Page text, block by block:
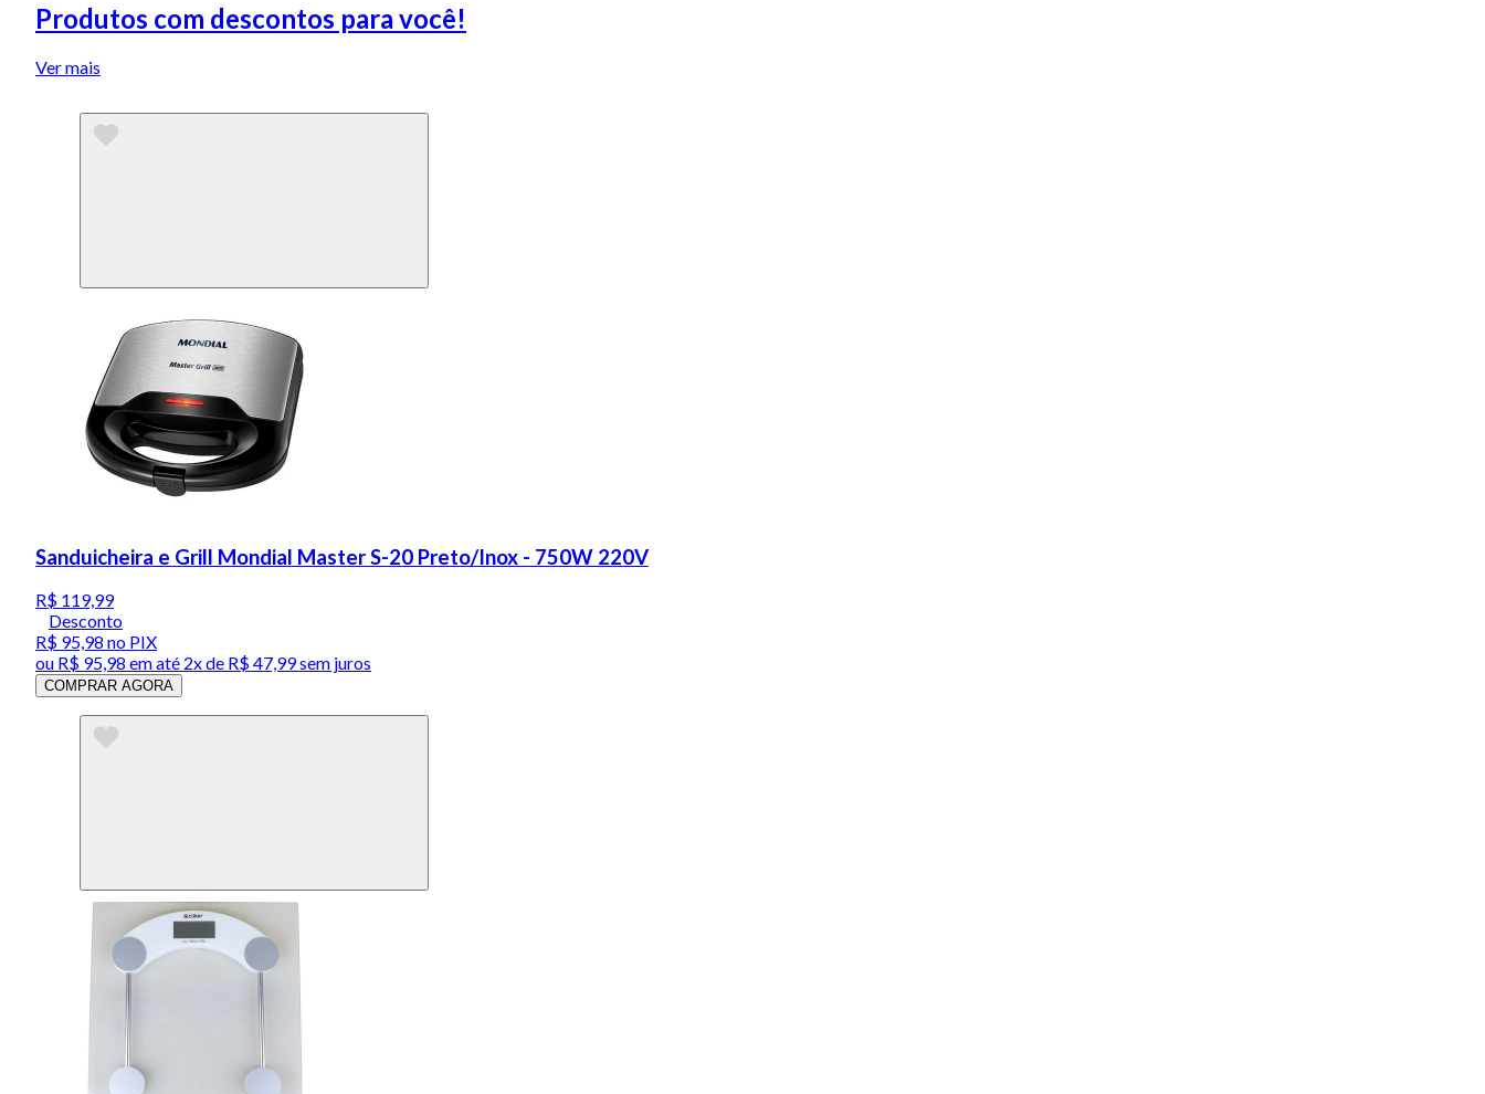
Produtos com descontos para você!
Ver mais
Sanduicheira e Grill Mondial Master S-20 Preto/Inox - 750W 220V
R$ 119,99
Desconto
R$ 95,98 no PIX
ou R$ 95,98 em até 2x de R$ 47,99 sem juros
COMPRAR AGORA